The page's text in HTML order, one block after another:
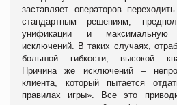
заставляет операторов
стандартным решениям,
унификации и максимальную
исключений. В таких случаях,
большой гибкости, высокой
Причина же исключений –
клиента, который пытается
правилах игры». Все это